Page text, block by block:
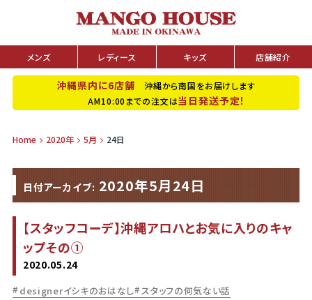
メンズ レディース キッズ 店舗紹介
沖縄県内に6店舗 沖縄から南国をお届けします
AM10:00までの注文は当日発送予定！
Home 2020年 5月 24日
日付アーカイブ: 2020年5月24日
【スタッフコーデ】沖縄アロハとお気に入りのキャ
ップその①
2020.05.24
designerイシキのおはなし スタッフの何気ない話